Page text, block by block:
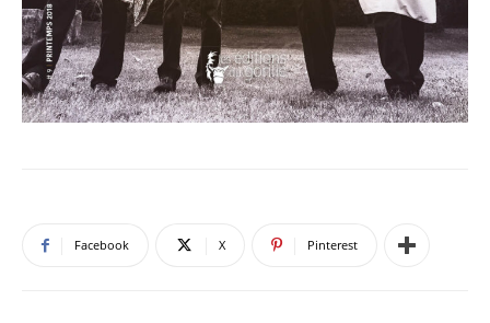
Facebook X Pinterest